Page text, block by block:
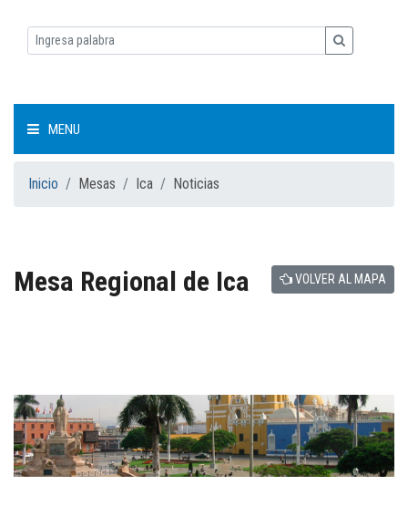
MENU
INICIO
CÓMO TRABAJAMOS
MESAS REGIONALES
NOTICIAS
Inicio Mesas Ica Noticias
Mesa Regional de Ica VOLVER AL MAPA